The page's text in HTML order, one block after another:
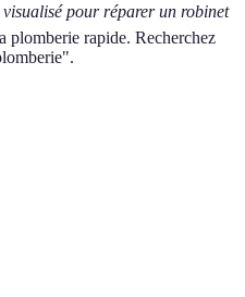
pour réparer un robinet
plomberie rapide. Recherchez